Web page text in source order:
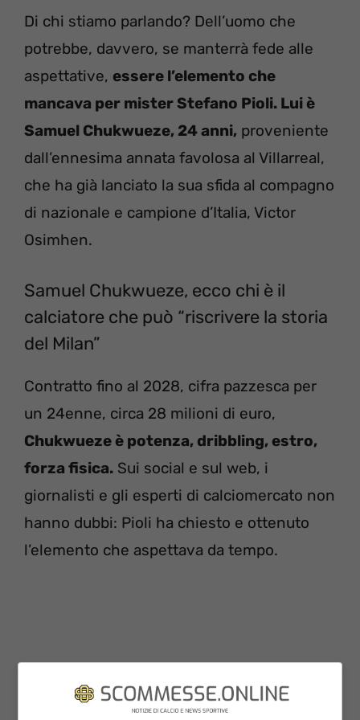
Di chi stiamo parlando? Dell’uomo che
potrebbe, davvero, se manterrà fede alle
aspettative, essere l’elemento che
mancava per mister Stefano Pioli. Lui è
Samuel Chukwueze, 24 anni, proveniente
dall’ennesima annata favolosa al Villarreal,
che ha già lanciato la sua sfida al compagno
di nazionale e campione d’Italia, Victor
Osimhen.
Samuel Chukwueze, ecco chi è il
calciatore che può “riscrivere la storia
del Milan”
Contratto fino al 2028, cifra pazzesca per
un 24enne, circa 28 milioni di euro,
Chukwueze è potenza, dribbling, estro,
forza fisica. Sui social e sul web, i
giornalisti e gli esperti di calciomercato non
hanno dubbi: Pioli ha chiesto e ottenuto
l’elemento che aspettava da tempo.